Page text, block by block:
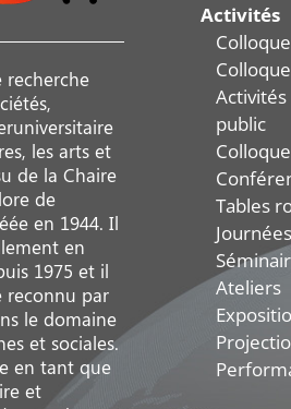
recherche
les arts et
de la Chaire
de
en 1944. Il
en
1975 et il
reconnu par
le domaine
et sociales.
en tant que
et
Activités
public
Tables
Ateliers